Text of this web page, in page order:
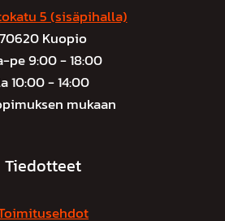
5 (sisäpihalla)
70620 Kuopio
pe 9:00 - 18:00
10:00 - 14:00
mukaan
Tiedotteet